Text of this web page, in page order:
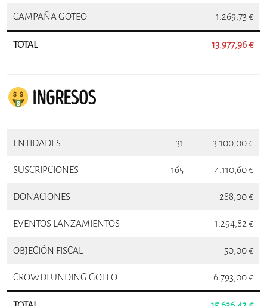
CAMPAÑA GOTEO 1.269,73 €
TOTAL 13.977,96 €
INGRESOS
ENTIDADES 31 3.100,00 €
SUSCRIPCIONES 165 4.110,60 €
DONACIONES 288,00 €
EVENTOS LANZAMIENTOS 1.294,82 €
OBJECIÓN FISCAL 50,00 €
CROWDFUNDING GOTEO 6.793,00 €